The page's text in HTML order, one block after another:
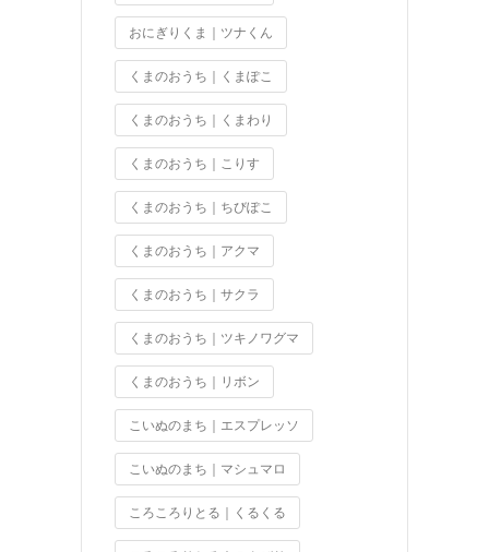
おにぎりくま｜ツナくん
くまのおうち｜くまぽこ
くまのおうち｜くまわり
くまのおうち｜こりす
くまのおうち｜ちびぽこ
くまのおうち｜アクマ
くまのおうち｜サクラ
くまのおうち｜ツキノワグマ
くまのおうち｜リボン
こいぬのまち｜エスプレッソ
こいぬのまち｜マシュマロ
ころころりとる｜くるくる